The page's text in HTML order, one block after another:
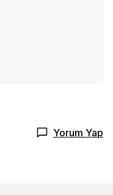
Yorum Yap